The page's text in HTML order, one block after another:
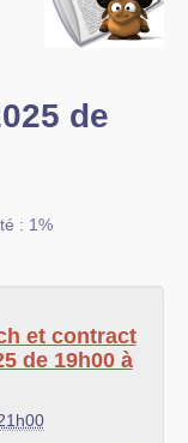
de
: 1%
et contract
de 19h00 à